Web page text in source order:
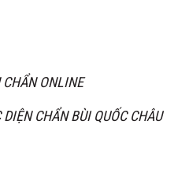
ONLINE
CHẨN BÙI QUỐC CHÂU